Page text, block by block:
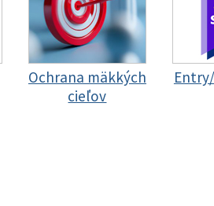
Ochrana mäkkých
cieľov